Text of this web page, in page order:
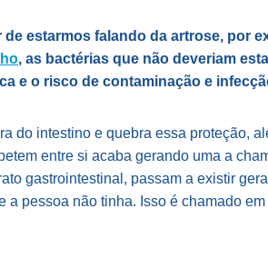
estarmos falando da artrose, por
, as bactérias que não deveriam
e o risco de contaminação e
do intestino e quebra essa proteção,
entre si acaba gerando uma a
gastrointestinal, passam a existir
pessoa não tinha. Isso é chamado